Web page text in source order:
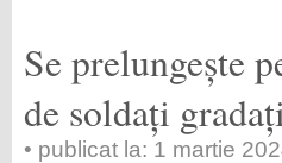
Se prelungește
de soldați
• publicat la: 1 martie